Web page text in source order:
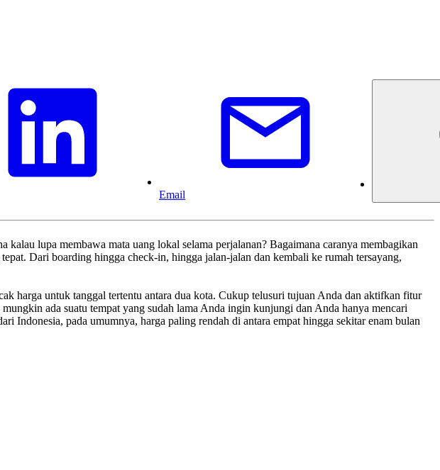
Email
lupa membawa mata uang lokal selama perjalanan? Bagaimana caranya membagikan
Dari boarding hingga check-in, hingga jalan-jalan dan kembali ke rumah tersayang,
harga untuk tanggal tertentu antara dua kota. Cukup telusuri tujuan Anda dan aktifkan fitur
ada suatu tempat yang sudah lama Anda ingin kunjungi dan Anda hanya mencari
Indonesia, pada umumnya, harga paling rendah di antara empat hingga sekitar enam bulan